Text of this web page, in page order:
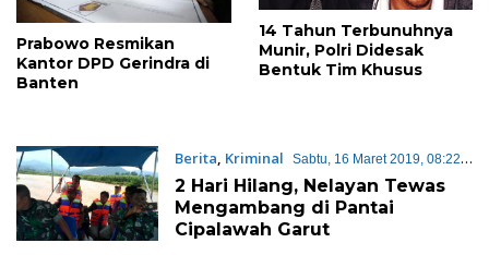
Prabowo Resmikan
Kantor DPD Gerindra di
Banten
14 Tahun Terbunuhnya
Munir, Polri Didesak
Bentuk Tim Khusus
Berita, Kriminal
Sabtu, 16 Maret 2019, 08:22
WITA
2 Hari Hilang, Nelayan Tewas
Mengambang di Pantai
Cipalawah Garut